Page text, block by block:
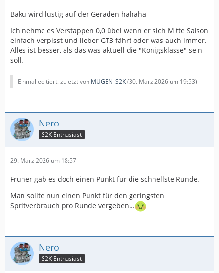
Baku wird lustig auf der Geraden hahaha
Ich nehme es Verstappen 0,0 übel wenn er sich Mitte Saison
einfach verpisst und lieber GT3 fährt oder was auch immer.
Alles ist besser, als das was aktuell die "Königsklasse" sein
soll.
Einmal editiert, zuletzt von MUGEN_S2K(30. März 2026 um 19:53)
Nero
S2K Enthusiast
29. März 2026 um 18:57
Früher gab es doch einen Punkt für die schnellste Runde.
Man sollte nun einen Punkt für den geringsten
Spritverbrauch pro Runde vergeben...
Nero
S2K Enthusiast